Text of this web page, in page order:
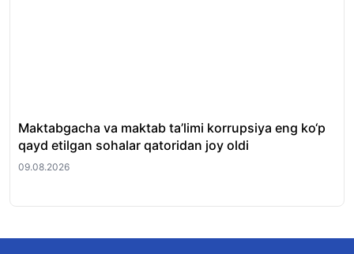
Maktabgacha va maktab ta’limi korrupsiya eng ko‘p
qayd etilgan sohalar qatoridan joy oldi
09.08.2026